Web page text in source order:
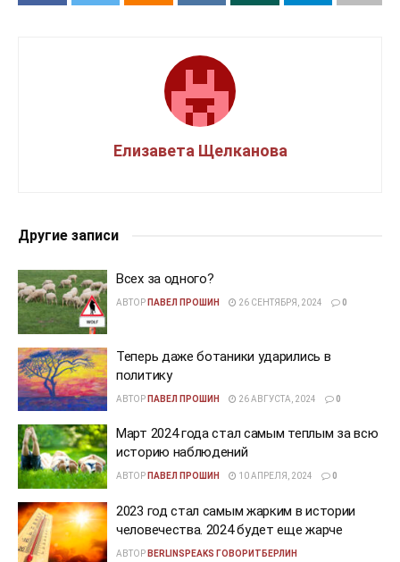
Елизавета Щелканова
Другие записи
Всех за одного?
АВТОР ПАВЕЛ ПРОШИН 26 СЕНТЯБРЯ, 2024 0
Теперь даже ботаники ударились в
политику
АВТОР ПАВЕЛ ПРОШИН 26 АВГУСТА, 2024 0
Март 2024 года стал самым теплым за всю
историю наблюдений
АВТОР ПАВЕЛ ПРОШИН 10 АПРЕЛЯ, 2024 0
2023 год стал самым жарким в истории
человечества. 2024 будет еще жарче
АВТОР BERLINSPEAKS ГОВОРИТБЕРЛИН